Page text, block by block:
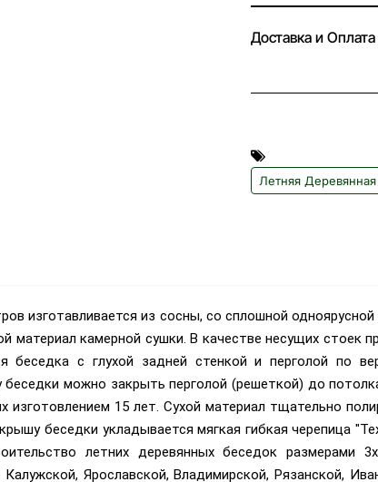
Доставка и Оплата
Летняя
изготавливается из сосны, со сплошной
материал камерной сушки. В качестве несущих стоек
беседка с глухой задней стенкой и перголой по
можно закрыть перголой (решеткой) до
изготовлением 15 лет. Сухой материал тщательно
беседки укладывается мягкая гибкая черепица
летних деревянных беседок размерами
Ярославской, Владимирской, Рязанской,